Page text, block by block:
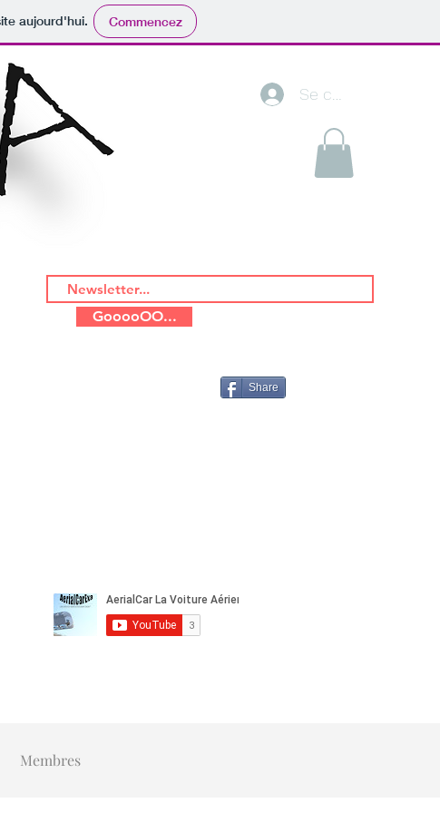
aujourd'hui. Commencez
Se connecter
GooooOO...
Share
Membres